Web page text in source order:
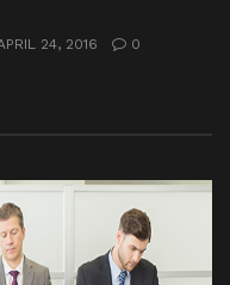
24, 2016 0